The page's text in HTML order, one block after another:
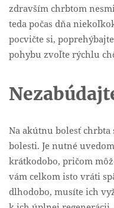
zdravším chrbtom
teda počas dňa
pocvičte si,
pohybu zvoľte rýchlu
Na akútnu bolesť
bolesti. Je nutné
krátkodobo, pričom
vám celkom isto vráti
dlhodobo, musíte ich